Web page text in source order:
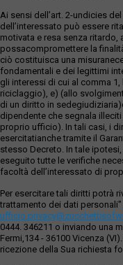
Ai sensi dell’art. 2-undicies
dell’interessato può essere
motivata e resa senza
possacompromettere la
ciò costituisca una
fondamentali e dei legittimi
gli interessi di cui al comma
riciclaggio), e) (allo
di un diritto in
dipendente che segnala
proprio ufficio). In tali casi, i
esercitatianche tramite il
stesso Decreto. In tale
eseguito tutte le verifiche
facoltà dell’interessato di
Per esercitare tali diritti potrà
trattamento dei dati
0444. 346211 o inviando una
Fermi,134 - 36100 Vicenza
ricezione della Sua richiesta